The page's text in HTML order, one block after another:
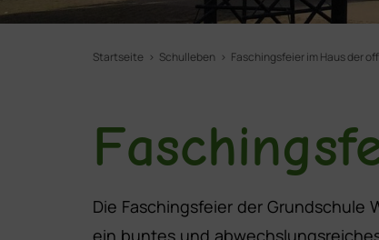
Startseite Schulleben Faschingsfeier im Haus der
Die Faschingsfeier der Grundschule
ein buntes und